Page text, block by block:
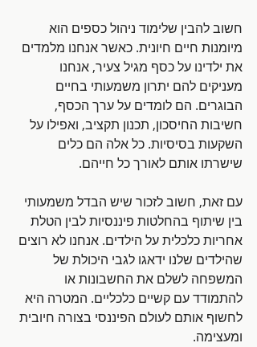
חשוב להבין שלימוד ניהול כספים הוא
מיומנות חיים חיונית. כאשר אנחנו מלמדים
את ילדינו על כסף מגיל צעיר, אנחנו
מעניקים להם יתרון משמעותי בחיים
הבוגרים. הם לומדים על ערך הכסף,
חשיבות החיסכון, תכנון תקציב, ואפילו על
השקעות בסיסיות. כל אלה הם כלים
שישרתו אותם לאורך כל חייהם.
עם זאת, חשוב לזכור שיש הבדל משמעותי
בין שיתוף בהחלטות פיננסיות לבין הטלת
אחריות כלכלית על הילדים. אנחנו לא רוצים
שהילדים שלנו ידאגו לגבי היכולת של
המשפחה לשלם את החשבונות או
להתמודד עם קשיים כלכליים. המטרה היא
לחשוף אותם לעולם הפיננסי בצורה חיובית
ומעצימה.